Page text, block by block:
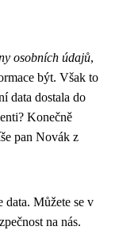
osobních údajů,
být. Však to
data dostala do
Konečně
pan Novák z
data. Můžete se v
na nás.